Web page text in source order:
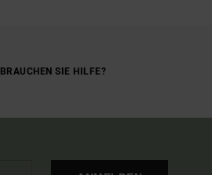
BRAUCHEN SIE HILFE?